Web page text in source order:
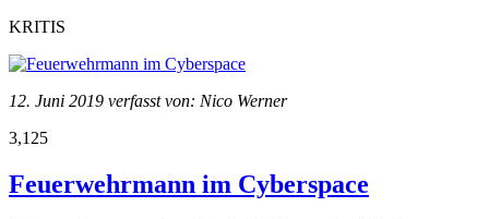
KRITIS
12. Juni 2019 verfasst von: Nico Werner
3,125
Feuerwehrmann im Cyberspace